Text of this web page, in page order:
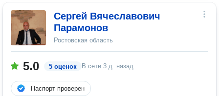
Сергей Вячеславович
Парамонов
Ростовская область
5.0 5 оценок В сети 3 д. назад
Паспорт проверен